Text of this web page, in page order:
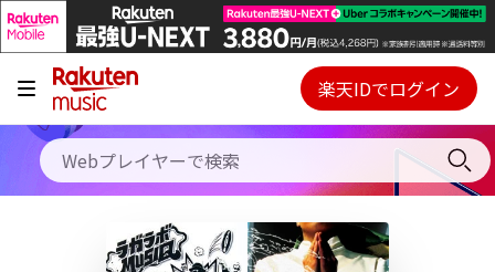
キャンペーン
料金プラン
使い方
Webプレイヤー
ご契約内容の確認・変更
楽天IDでログイン